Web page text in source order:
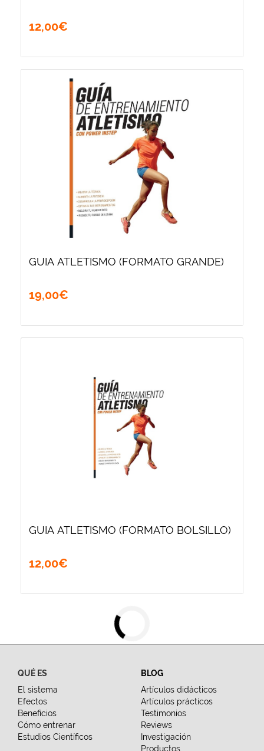
12,00€
GUIA ATLETISMO (FORMATO GRANDE)
19,00€
GUIA ATLETISMO (FORMATO BOLSILLO)
12,00€
QUÉ ES
El sistema
Efectos
Beneficios
Cómo entrenar
Estudios Científicos
BLOG
Artículos didácticos
Artículos prácticos
Testimonios
Reviews
Investigación
Productos